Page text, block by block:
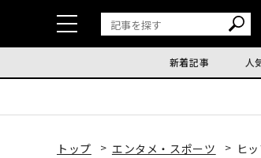
新着記事 人
トップ エンタメ・スポーツ ヒ